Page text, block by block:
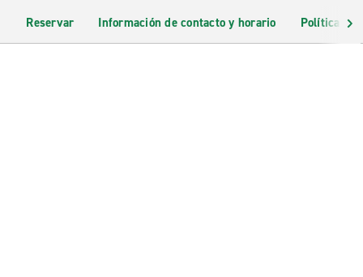
Reservar Información de contacto y horario Políticas